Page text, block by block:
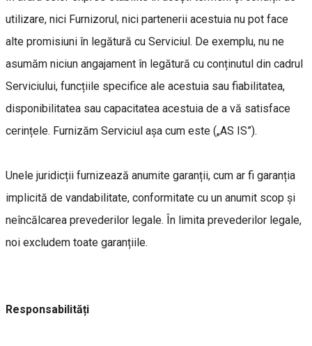
utilizare, nici Furnizorul, nici partenerii acestuia nu pot face
alte promisiuni în legătură cu Serviciul. De exemplu, nu ne
asumăm niciun angajament în legătură cu conținutul din cadrul
Serviciului, funcțiile specifice ale acestuia sau fiabilitatea,
disponibilitatea sau capacitatea acestuia de a vă satisface
cerințele. Furnizăm Serviciul așa cum este („AS IS”).
Unele juridicții furnizează anumite garanții, cum ar fi garanția
implicită de vandabilitate, conformitate cu un anumit scop și
neîncălcarea prevederilor legale. În limita prevederilor legale,
noi excludem toate garanțiile.
Responsabilități